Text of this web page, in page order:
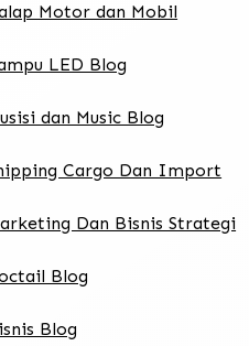
Motor dan Mobil
LED Blog
dan Music Blog
Cargo Dan Import
Dan Bisnis Strategi
Blog
Blog